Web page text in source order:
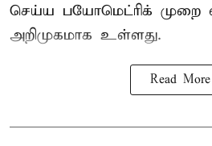
செய்ய பயோமெட்ரிக் முறை
அறிமுகமாக உள்ளது.
Read More